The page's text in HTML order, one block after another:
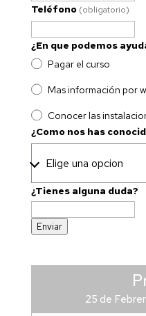
Teléfono (obligatorio)
¿En que podemos
Pagar el curso
Mas información por
Conocer las
¿Como nos has
¿Tienes alguna duda?
Enviar
25 de